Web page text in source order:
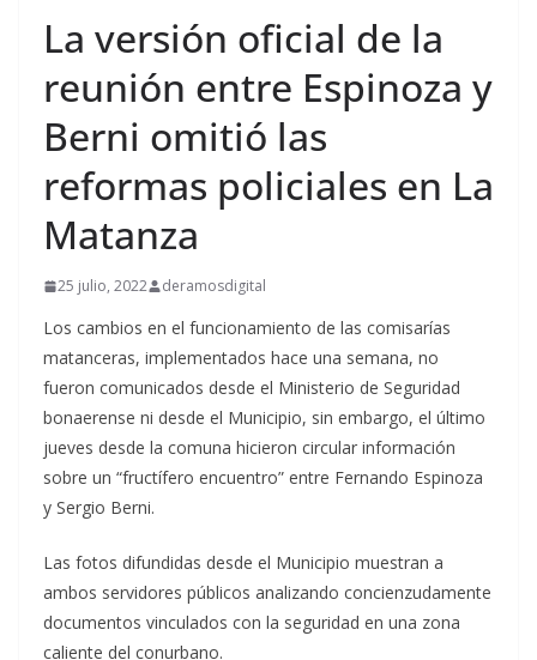
La versión oficial de la
reunión entre Espinoza y
Berni omitió las
reformas policiales en La
Matanza
25 julio, 2022 deramosdigital
Los cambios en el funcionamiento de las comisarías
matanceras, implementados hace una semana, no
fueron comunicados desde el Ministerio de Seguridad
bonaerense ni desde el Municipio, sin embargo, el último
jueves desde la comuna hicieron circular información
sobre un “fructífero encuentro” entre Fernando Espinoza
y Sergio Berni.
Las fotos difundidas desde el Municipio muestran a
ambos servidores públicos analizando concienzudamente
documentos vinculados con la seguridad en una zona
caliente del conurbano.